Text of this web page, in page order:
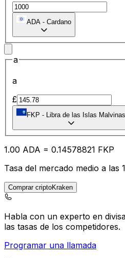
ADA - Cardano
a
a
£
FKP - Libra de las Islas Malvinas
1.00 ADA = 0.14578821 FKP
Tasa del mercado medio a las
Comprar criptoKraken
Habla con un experto en
las tasas de los competidores.
Programar una llamada